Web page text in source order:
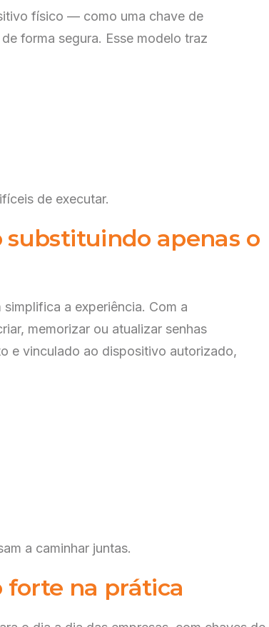
serviços relacionados a comissões.
físico — como uma chave de
forma segura. Esse modelo traz
de executar.
substituindo apenas o
a experiência. Com a
memorizar ou atualizar senhas
e vinculado ao dispositivo autorizado,
a caminhar juntas.
forte na prática